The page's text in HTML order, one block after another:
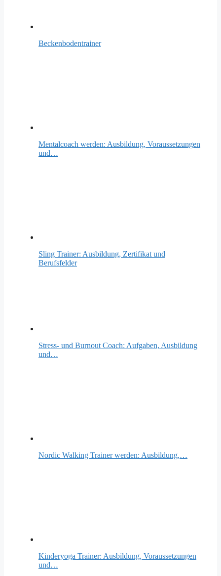
Beckenbodentrainer
Mentalcoach werden: Ausbildung, Voraussetzungen
und…
Sling Trainer: Ausbildung, Zertifikat und
Berufsfelder
Stress- und Burnout Coach: Aufgaben, Ausbildung
und…
Nordic Walking Trainer werden: Ausbildung,…
Kinderyoga Trainer: Ausbildung, Voraussetzungen
und…